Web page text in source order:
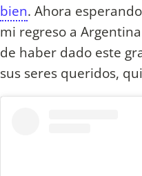
bien. Ahora
mi regreso a
de haber dado este
sus seres queridos,